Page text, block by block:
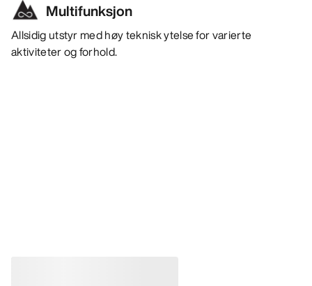
Multifunksjon
Allsidig utstyr med høy teknisk ytelse for varierte
aktiviteter og forhold.